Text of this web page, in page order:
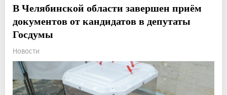
В Челябинской области завершен приём
документов от кандидатов в депутаты
Госдумы
Новости